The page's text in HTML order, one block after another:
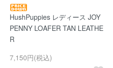
HushPuppies レディース JOY
PENNY LOAFER TAN LEATHE
R
7,150円(税込)